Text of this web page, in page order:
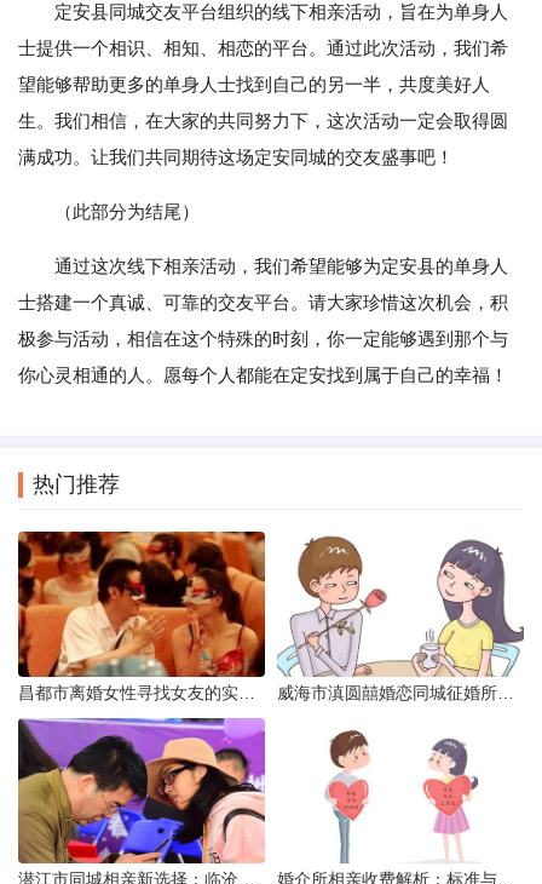
定安县同城交友平台组织的线下相亲活动，旨在为单身人
士提供一个相识、相知、相恋的平台。通过此次活动，我们希
望能够帮助更多的单身人士找到自己的另一半，共度美好人
生。我们相信，在大家的共同努力下，这次活动一定会取得圆
满成功。让我们共同期待这场定安同城的交友盛事吧！
（此部分为结尾）
通过这次线下相亲活动，我们希望能够为定安县的单身人
士搭建一个真诚、可靠的交友平台。请大家珍惜这次机会，积
极参与活动，相信在这个特殊的时刻，你一定能够遇到那个与
你心灵相通的人。愿每个人都能在定安找到属于自己的幸福！
热门推荐